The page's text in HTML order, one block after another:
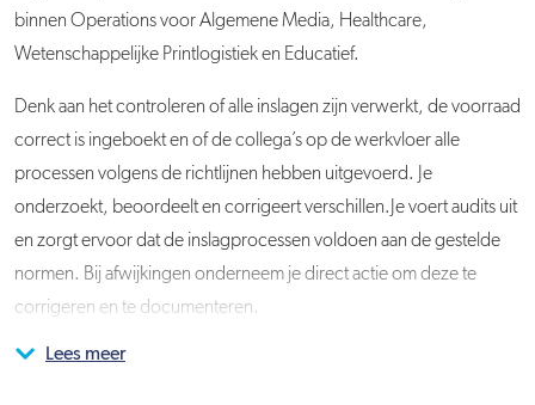
binnen Operations voor Algemene Media, Healthcare,
Wetenschappelijke Printlogistiek en Educatief.
Denk aan het controleren of alle inslagen zijn verwerkt, de voorraad
correct is ingeboekt en of de collega’s op de werkvloer alle
processen volgens de richtlijnen hebben uitgevoerd. Je
onderzoekt, beoordeelt en corrigeert verschillen.Je voert audits uit
en zorgt ervoor dat de inslagprocessen voldoen aan de gestelde
normen. Bij afwijkingen onderneem je direct actie om deze te
corrigeren en te documenteren.
Verder onderhoud je nauw contact met leveranciers voor een
Je werkt in het team Stock & Quality, dat bestaat uit vier Stock &
Lees meer